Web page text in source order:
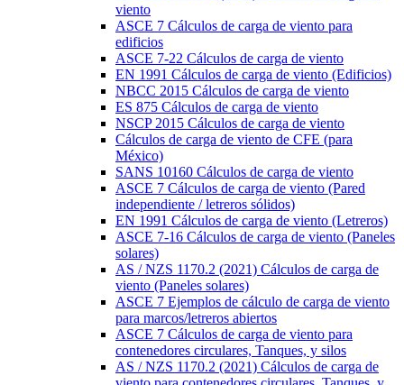
viento
ASCE 7 Cálculos de carga de viento para
edificios
ASCE 7-22 Cálculos de carga de viento
EN 1991 Cálculos de carga de viento (Edificios)
NBCC 2015 Cálculos de carga de viento
ES 875 Cálculos de carga de viento
NSCP 2015 Cálculos de carga de viento
Cálculos de carga de viento de CFE (para
México)
SANS 10160 Cálculos de carga de viento
ASCE 7 Cálculos de carga de viento (Pared
independiente / letreros sólidos)
EN 1991 Cálculos de carga de viento (Letreros)
ASCE 7-16 Cálculos de carga de viento (Paneles
solares)
AS / NZS 1170.2 (2021) Cálculos de carga de
viento (Paneles solares)
ASCE 7 Ejemplos de cálculo de carga de viento
para marcos/letreros abiertos
ASCE 7 Cálculos de carga de viento para
contenedores circulares, Tanques, y silos
AS / NZS 1170.2 (2021) Cálculos de carga de